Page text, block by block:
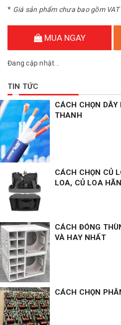
* Giá sản phẩm chưa bao gồm VAT
MUA NGAY
Đang cập nhật...
TIN TỨC
CÁCH CHỌN
THANH
CÁCH CHỌN CỦ
LOA, CỦ LOA
CÁCH ĐÓNG
VÀ HAY NHẤT
CÁCH CHỌN